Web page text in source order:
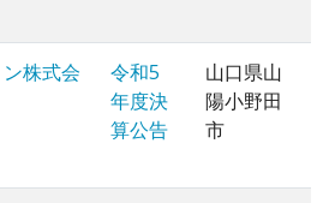
株式会
令和5
年度決
算公告
山口県山
陽小野田
市